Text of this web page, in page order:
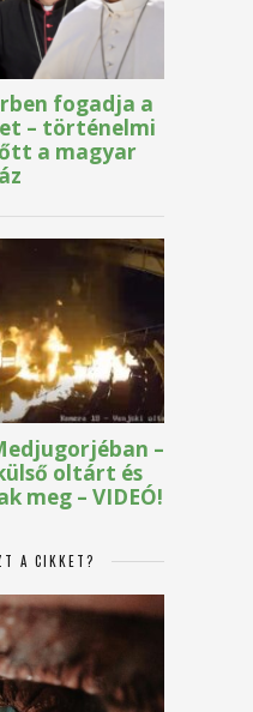
A CIKKET?